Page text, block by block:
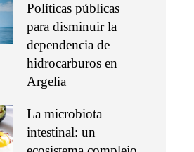
Políticas públicas
para disminuir la
dependencia de
hidrocarburos en
Argelia
La microbiota
intestinal: un